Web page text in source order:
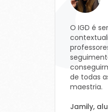
O IGD é
de todas
maestria.
Jamily,